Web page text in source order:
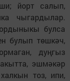
йорт салып,
чыгардылар.
булса
булып төшкәч,
дуңгыз
эшмәкәр
тоз, ипи,